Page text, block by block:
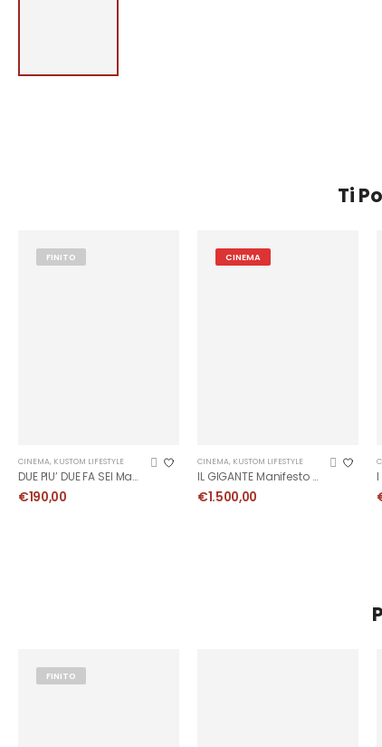
Ti
FINITO
CINEMA, KUSTOM LIFESTYLE
DUE PIU’ DUE FA SEI Manifesto
€190,00
CINEMA
CINEMA, KUSTOM LIFESTYLE
IL GIGANTE Manifesto Originale
€1.500,00
FINITO